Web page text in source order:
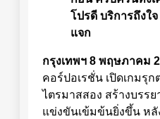
โปรดี บริการถึงใ
แจก
กรุงเทพฯ 8 พฤษภาคม
คอร์ปอเรชั่น เปิดเกมรุก
ไตรมาสสอง สร้างบรรย
แข่งขันเข้มข้นยิ่งขึ้น หลั